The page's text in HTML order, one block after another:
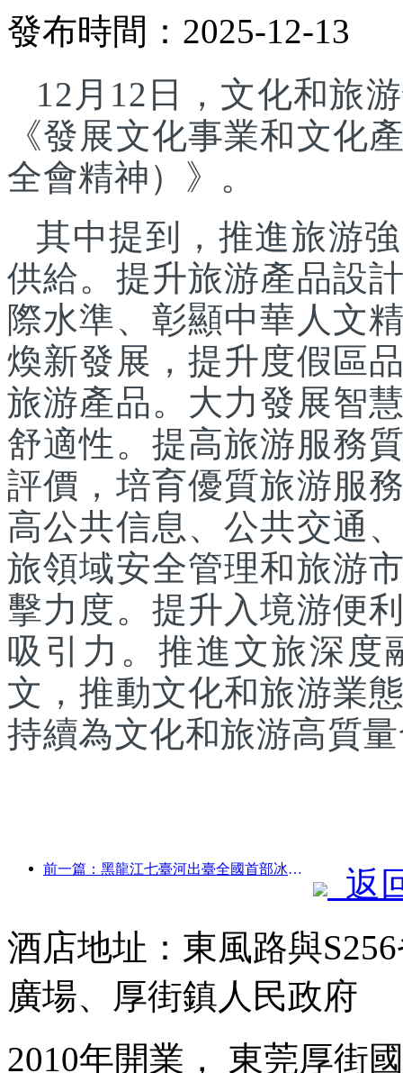
發布時間：2025-12-13
12月12日，文化和旅
《發展文化事業和文化
全會精神）》。
其中提到，推進旅游
供給。提升旅游產品設
際水準、彰顯中華人文
煥新發展，提升度假區
旅游產品。大力發展智
舒適性。提高旅游服務
評價，培育優質旅游服
高公共信息、公共交通
旅領域安全管理和旅游
擊力度。提升入境游便
吸引力。推進文旅深度
文，推動文化和旅游業
持續為文化和旅游高質
前一篇：黑龍江七臺河出臺全國首部冰雪產業法規，鼓勵“AI+冰雪”
返
酒店地址：東風路與
廣場、厚街鎮人民政府
2010年開業， 東莞厚